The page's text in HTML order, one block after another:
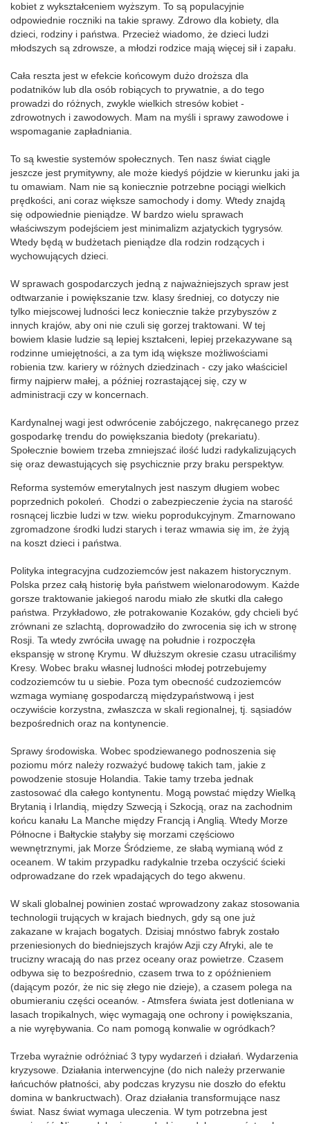
kobiet z wykształceniem wyższym. To są populacyjnie
odpowiednie roczniki na takie sprawy. Zdrowo dla kobiety, dla
dzieci, rodziny i państwa. Przecież wiadomo, że dzieci ludzi
młodszych są zdrowsze, a młodzi rodzice mają więcej sił i zapału.
Cała reszta jest w efekcie końcowym dużo droższa dla
podatników lub dla osób robiących to prywatnie, a do tego
prowadzi do różnych, zwykle wielkich stresów kobiet -
zdrowotnych i zawodowych. Mam na myśli i sprawy zawodowe i
wspomaganie zapładniania.
To są kwestie systemów społecznych. Ten nasz świat ciągle
jeszcze jest prymitywny, ale może kiedyś pójdzie w kierunku jaki ja
tu omawiam. Nam nie są koniecznie potrzebne pociągi wielkich
prędkości, ani coraz większe samochody i domy. Wtedy znajdą
się odpowiednie pieniądze. W bardzo wielu sprawach
właściwszym podejściem jest minimalizm azjatyckich tygrysów.
Wtedy będą w budżetach pieniądze dla rodzin rodzących i
wychowujących dzieci.
W sprawach gospodarczych jedną z najważniejszych spraw jest
odtwarzanie i powiększanie tzw. klasy średniej, co dotyczy nie
tylko miejscowej ludności lecz koniecznie także przybyszów z
innych krajów, aby oni nie czuli się gorzej traktowani. W tej
bowiem klasie ludzie są lepiej kształceni, lepiej przekazywane są
rodzinne umiejętności, a za tym idą większe możliwościami
robienia tzw. kariery w różnych dziedzinach - czy jako właściciel
firmy najpierw małej, a później rozrastającej się, czy w
administracji czy w koncernach.
Kardynalnej wagi jest odwrócenie zabójczego, nakręcanego przez
gospodarkę trendu do powiększania biedoty (prekariatu).
Społecznie bowiem trzeba zmniejszać ilość ludzi radykalizujących
się oraz dewastujących się psychicznie przy braku perspektyw.
Reforma systemów emerytalnych jest naszym długiem wobec
poprzednich pokoleń. Chodzi o zabezpieczenie życia na starość
rosnącej liczbie ludzi w tzw. wieku poprodukcyjnym. Zmarnowano
zgromadzone środki ludzi starych i teraz wmawia się im, że żyją
na koszt dzieci i państwa.
Polityka integracyjna cudzoziemców jest nakazem historycznym.
Polska przez całą historię była państwem wielonarodowym. Każde
gorsze traktowanie jakiegoś narodu miało złe skutki dla całego
państwa. Przykładowo, złe potrakowanie Kozaków, gdy chcieli być
zrównani ze szlachtą, doprowadziło do zwrocenia się ich w stronę
Rosji. Ta wtedy zwróciła uwagę na południe i rozpoczęła
ekspansję w stronę Krymu. W dłuższym okresie czasu utraciliśmy
Kresy. Wobec braku własnej ludności młodej potrzebujemy
codzoziemców tu u siebie. Poza tym obecność cudzoziemców
wzmaga wymianę gospodarczą międzypaństwową i jest
oczywiście korzystna, zwłaszcza w skali regionalnej, tj. sąsiadów
bezpośrednich oraz na kontynencie.
Sprawy środowiska. Wobec spodziewanego podnoszenia się
poziomu mórz należy rozważyć budowę takich tam, jakie z
powodzenie stosuje Holandia. Takie tamy trzeba jednak
zastosować dla całego kontynentu. Mogą powstać między Wielką
Brytanią i Irlandią, między Szwecją i Szkocją, oraz na zachodnim
końcu kanału La Manche między Francją i Anglią. Wtedy Morze
Północne i Bałtyckie stałyby się morzami częściowo
wewnętrznymi, jak Morze Śródzieme, ze słabą wymianą wód z
oceanem. W takim przypadku radykalnie trzeba oczyścić ścieki
odprowadzane do rzek wpadających do tego akwenu.
W skali globalnej powinien zostać wprowadzony zakaz stosowania
technologii trujących w krajach biednych, gdy są one już
zakazane w krajach bogatych. Dzisiaj mnóstwo fabryk zostało
przeniesionych do biedniejszych krajów Azji czy Afryki, ale te
trucizny wracają do nas przez oceany oraz powietrze. Czasem
odbywa się to bezpośrednio, czasem trwa to z opóźnieniem
(dającym pozór, że nic się złego nie dzieje), a czasem polega na
obumieraniu części oceanów. - Atmsfera świata jest dotleniana w
lasach tropikalnych, więc wymagają one ochrony i powiększania,
a nie wyrębywania. Co nam pomogą konwalie w ogródkach?
Trzeba wyrażnie odróżniać 3 typy wydarzeń i działań. Wydarzenia
kryzysowe. Działania interwencyjne (do nich należy przerwanie
łańcuchów płatności, aby podczas kryzysu nie doszło do efektu
domina w bankructwach). Oraz działania transformujące nasz
świat. Nasz świat wymaga uleczenia. W tym potrzebna jest